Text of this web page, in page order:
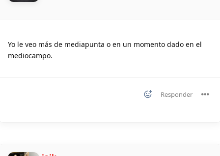
Yo le veo más de mediapunta o en un momento dado en el
mediocampo.
Responder